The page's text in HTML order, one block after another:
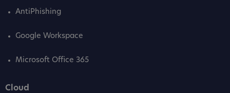
AntiPhishing
Google Workspace
Microsoft Office 365
Cloud